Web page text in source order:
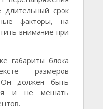
длительный срок
факторы, на
внимание при
габариты блока
размеров
Он должен быть
и не мешать